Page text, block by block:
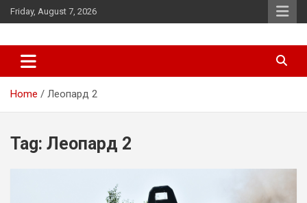
Skip
to
Friday, August 7, 2026
d7-news.com
Home Леопард 2
Tag: Леопард 2